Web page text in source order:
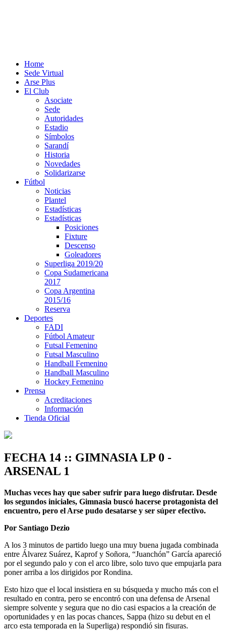
Home
Sede Virtual
Arse Plus
El Club
Asociate
Sede
Autoridades
Estadio
Símbolos
Sarandí
Historia
Novedades
Solidarizarse
Fútbol
Noticias
Plantel
Estadísticas
Estadísticas
Posiciones
Fixture
Descenso
Goleadores
Superliga 2019/20
Copa Sudamericana
2017
Copa Argentina
2015/16
Reserva
Deportes
FADI
Fútbol Amateur
Futsal Femenino
Futsal Masculino
Handball Femenino
Handball Masculino
Hockey Femenino
Prensa
Acreditaciones
Información
Tienda Oficial
FECHA 14 :: GIMNASIA LP 0 -
ARSENAL 1
Muchas veces hay que saber sufrir para luego disfrutar. Desde
los segundos iniciales, Gimnasia buscó hacerse protagonista del
encuentro, pero el Arse pudo desatarse y ser súper efectivo.
Por Santiago Dezio
A los 3 minutos de partido luego una muy buena jugada combinada
entre Álvarez Suárez, Kaprof y Soñora, “Juanchón” García apareció
por el segundo palo y con el arco libre, solo tuvo que empujarla para
poner arriba a los dirigidos por Rondina.
Esto hizo que el local insistiera en su búsqueda y mucho más con el
resultado en contra, pero se encontró con una defensa de Arsenal
siempre solvente y segura que no dio casi espacios a la creación de
oportunidades y en las pocas chances, Sappa (hizo su debut en el
arco esta temporada en la Superliga) respondió sin fisuras.